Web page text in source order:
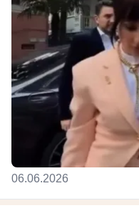
06.06.2026